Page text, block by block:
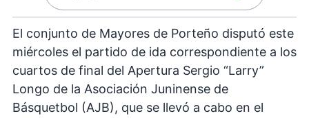
El conjunto de Mayores de Porteño disputó este
miércoles el partido de ida correspondiente a los
cuartos de final del Apertura Sergio “Larry”
Longo de la Asociación Juninense de
Básquetbol (AJB), que se llevó a cabo en el